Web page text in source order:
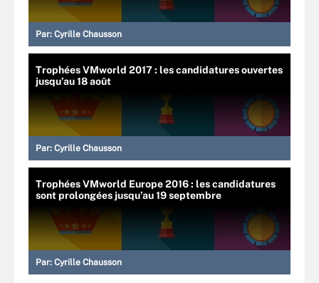
Par: Cyrille Chausson
Trophées VMworld 2017 : les candidatures ouvertes
jusqu’au 18 août
Par: Cyrille Chausson
Trophées VMworld Europe 2016 : les candidatures
sont prolongées jusqu’au 19 septembre
Par: Cyrille Chausson